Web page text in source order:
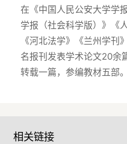
在《中国人民公安大学学
学报（社会科学版）》《
《河北法学》《兰州学刊
名报刊发表学术论文20余
转载一篇，参编教材五部。
相关链接